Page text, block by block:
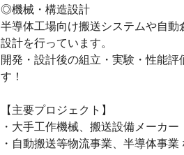
◎機械・構造設計
半導体工場向け搬送システムや自
設計を行っています。
開発・設計後の組立・実験・性能
す！
【主要プロジェクト】
・大手工作機械、搬送設備メーカー
・自動搬送等物流事業、半導体事業